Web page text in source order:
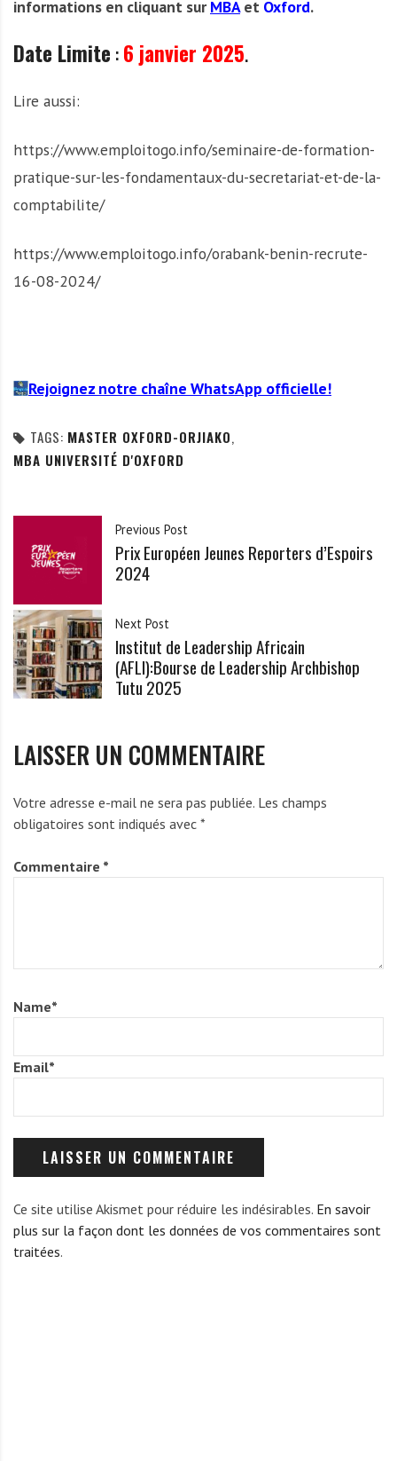
informations en cliquant surMBAet Oxford.
Date Limite :6 janvier 2025.
Lire aussi:
https://www.emploitogo.info/seminaire-de-formation-
pratique-sur-les-fondamentaux-du-secretariat-et-de-la-
comptabilite/
https://www.emploitogo.info/orabank-benin-recrute-
16-08-2024/
Rejoignez notre chaîne WhatsApp officielle!
TAGS: MASTER OXFORD-ORJIAKO,
MBA UNIVERSITÉ D'OXFORD
Previous Post
Prix Européen Jeunes Reporters d’Espoirs
2024
Next Post
Institut de Leadership Africain
(AFLI):Bourse de Leadership Archbishop
Tutu 2025
LAISSER UN COMMENTAIRE
Votre adresse e-mail ne sera pas publiée. Les champs
obligatoires sont indiqués avec *
Commentaire *
Name*
Email*
Ce site utilise Akismet pour réduire les indésirables. En savoir
plus sur la façon dont les données de vos commentaires sont
traitées.